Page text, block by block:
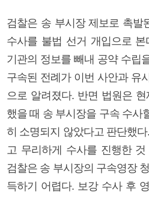
검찰은 송 부시장 제보로 촉발
수사를 불법 선거 개입으로
기관의 정보를 빼내 공약 수립
구속된 전례가 이번 사안과 유
으로 알려졌다. 반면 법원은
했을 때 송 부시장을 구속 수사
히 소명되지 않았다고 판단했
고 무리하게 수사를 진행한
검찰은 송 부시장의 구속영장
득하기 어렵다. 보강 수사 후